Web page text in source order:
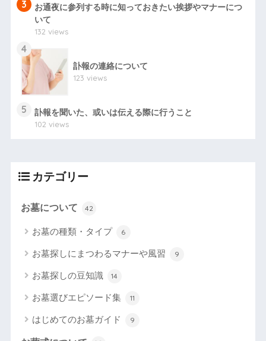
3
お通夜に参列する時に知っておきたい挨拶やマナーにつ
いて
132 views
4
訃報の連絡について
123 views
5
訃報を聞いた、或いは伝える際に行うこと
102 views
カテゴリー
お墓について 42
お墓の種類・タイプ 6
お墓探しにまつわるマナーや風習 9
お墓探しの豆知識 14
お墓選びエピソード集 11
はじめてのお墓ガイド 9